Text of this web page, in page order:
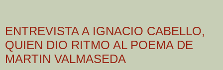
ENTREVISTA A IGNACIO CABELLO,
QUIEN DIO RITMO AL POEMA DE
MARTIN VALMASEDA